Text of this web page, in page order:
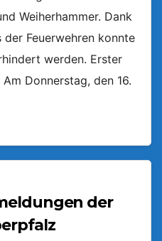
Weiherhammer. Dank
Feuerwehren konnte
werden. Erster
Donnerstag, den 16.
der